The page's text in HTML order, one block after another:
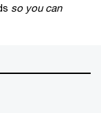
so you can